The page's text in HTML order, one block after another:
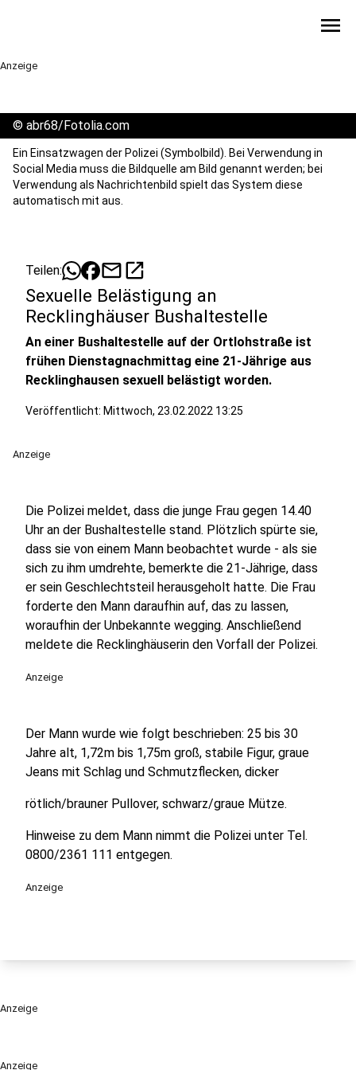
menu
Anzeige
Anzeige
© abr68/Fotolia.com
Ein Einsatzwagen der Polizei (Symbolbild). Bei Verwendung in
Social Media muss die Bildquelle am Bild genannt werden; bei
Verwendung als Nachrichtenbild spielt das System diese
automatisch mit aus.
Teilen: mailopen_in_new
Sexuelle Belästigung an
Recklinghäuser Bushaltestelle
An einer Bushaltestelle auf der Ortlohstraße ist
frühen Dienstagnachmittag eine 21-Jährige aus
Recklinghausen sexuell belästigt worden.
Veröffentlicht: Mittwoch, 23.02.2022 13:25
Anzeige
Die Polizei meldet, dass die junge Frau gegen 14.40
Uhr an der Bushaltestelle stand. Plötzlich spürte sie,
dass sie von einem Mann beobachtet wurde - als sie
sich zu ihm umdrehte, bemerkte die 21-Jährige, dass
er sein Geschlechtsteil herausgeholt hatte. Die Frau
forderte den Mann daraufhin auf, das zu lassen,
woraufhin der Unbekannte wegging. Anschließend
meldete die Recklinghäuserin den Vorfall der Polizei.
Anzeige
Der Mann wurde wie folgt beschrieben: 25 bis 30
Jahre alt, 1,72m bis 1,75m groß, stabile Figur, graue
Jeans mit Schlag und Schmutzflecken, dicker
rötlich/brauner Pullover, schwarz/graue Mütze.
Hinweise zu dem Mann nimmt die Polizei unter Tel.
0800/2361 111 entgegen.
Anzeige
Anzeige